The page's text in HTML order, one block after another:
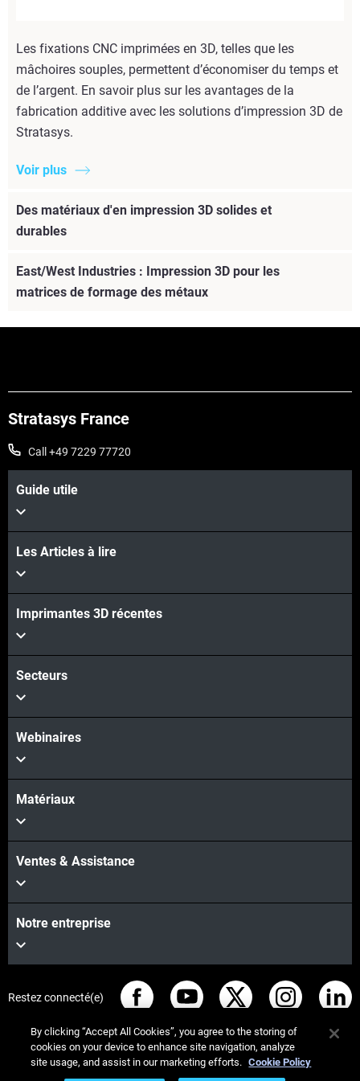
Les fixations CNC imprimées en 3D, telles que les
mâchoires souples, permettent d’économiser du temps et
de l’argent. En savoir plus sur les avantages de la
fabrication additive avec les solutions d’impression 3D de
Stratasys.
Voir plus
Des matériaux d'en impression 3D solides et
durables
Voir plus
East/West Industries : Impression 3D pour les
matrices de formage des métaux
Voir plus
Stratasys France
Call +49 7229 77720
Guide utile
Les Articles à lire
Imprimantes 3D récentes
Secteurs
Webinaires
Matériaux
Ventes & Assistance
Notre entreprise
Restez connecté(e)
By clicking “Accept All Cookies”, you agree to the storing of
cookies on your device to enhance site navigation, analyze
site usage, and assist in our marketing efforts. Cookie Policy